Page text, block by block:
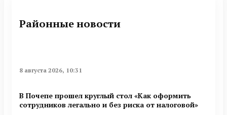
Районные новости
8 августа 2026, 10:31
В Почепе прошел круглый стол «Как оформить
сотрудников легально и без риска от налоговой»